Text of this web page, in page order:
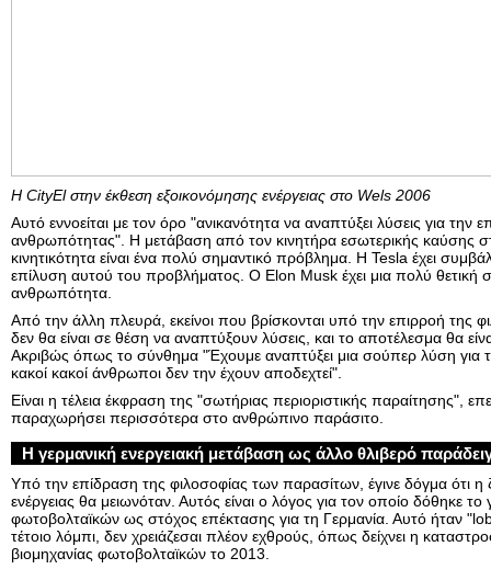
Η CityEl στην έκθεση εξοικονόμησης ενέργειας στο Wels 2006
Αυτό εννοείται με τον όρο "ανικανότητα να αναπτύξει λύσεις για την
ανθρωπότητας". Η μετάβαση από τον κινητήρα εσωτερικής καύσης
κινητικότητα είναι ένα πολύ σημαντικό πρόβλημα. Η Tesla έχει
επίλυση αυτού του προβλήματος. Ο Elon Musk έχει μια πολύ θετική
ανθρωπότητα.
Από την άλλη πλευρά, εκείνοι που βρίσκονται υπό την επιρροή της
δεν θα είναι σε θέση να αναπτύξουν λύσεις, και το αποτέλεσμα θα
Ακριβώς όπως το σύνθημα "Έχουμε αναπτύξει μια σούπερ λύση για
κακοί κακοί άνθρωποι δεν την έχουν αποδεχτεί".
Είναι η τέλεια έκφραση της "σωτήριας περιοριστικής παραίτησης",
παραχωρήσει περισσότερα στο ανθρώπινο παράσιτο.
Η γερμανική ενεργειακή μετάβαση ως άλλο θλιβερό
Υπό την επίδραση της φιλοσοφίας των παρασίτων, έγινε δόγμα ότι η
ενέργειας θα μειωνόταν. Αυτός είναι ο λόγος για τον οποίο δόθηκε
φωτοβολταϊκών ως στόχος επέκτασης για τη Γερμανία. Αυτό ήταν
τέτοιο λόμπι, δεν χρειάζεσαι πλέον εχθρούς, όπως δείχνει η
βιομηχανίας φωτοβολταϊκών το 2013.